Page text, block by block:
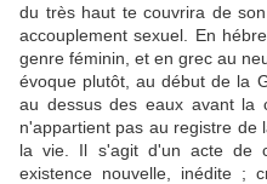
du très haut te couvrira de
accouplement sexuel. En
genre féminin, et en grec au
évoque plutôt, au début de la
au dessus des eaux avant la
n'appartient pas au registre de
la vie. Il s'agit d'un acte de
existence nouvelle, inédite ;